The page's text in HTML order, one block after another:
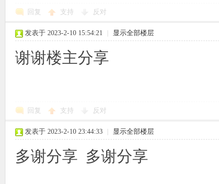
回复 支持 反对
发表于 2023-2-10 15:54:21 显示全部楼层
谢谢楼主分享
回复 支持 反对
发表于 2023-2-10 23:44:33 显示全部楼层
多谢分享 多谢分享